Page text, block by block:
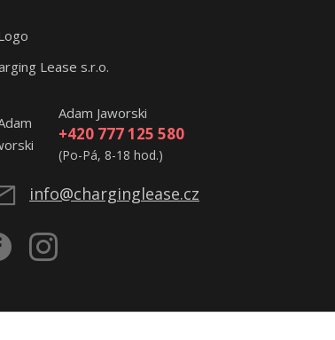
Lease s.r.o.
Adam Jaworski
+420 777 125 580
(Po-Pá, 8-18 hod.)
info@charginglease.cz